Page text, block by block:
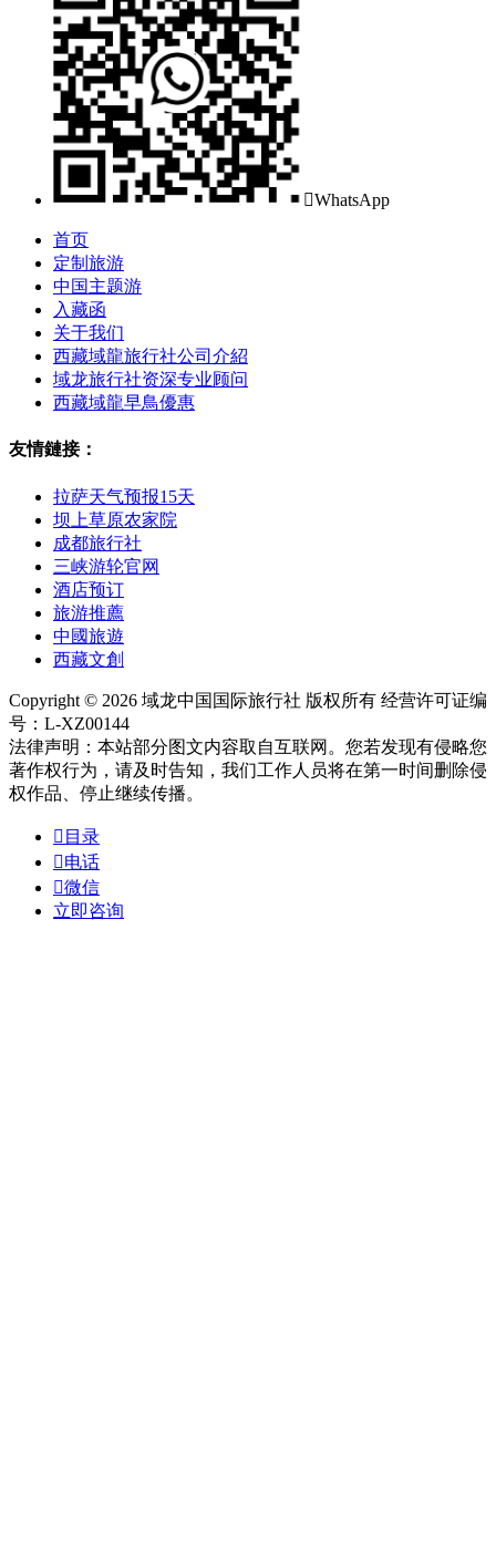
WhatsApp
首页
定制旅游
中国主题游
入藏函
关于我们
西藏域龍旅行社公司介紹
域龙旅行社资深专业顾问
西藏域龍早鳥優惠
友情鏈接：
拉萨天气预报15天
坝上草原农家院
成都旅行社
三峡游轮官网
酒店预订
旅游推薦
中國旅遊
西藏文創
Copyright © 2026 域龙中国国际旅行社 版权所有 经营许可证编
号：L-XZ00144
法律声明：本站部分图文内容取自互联网。您若发现有侵略您
著作权行为，请及时告知，我们工作人员将在第一时间删除侵
权作品、停止继续传播。
 目录
电话
微信
立即咨询